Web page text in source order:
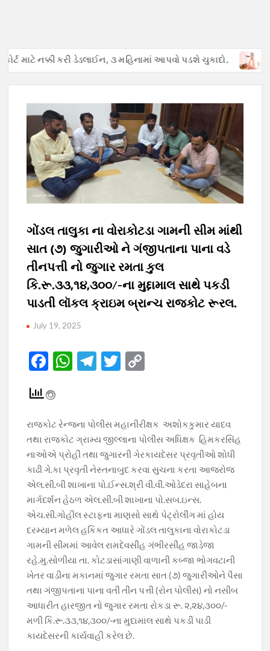
નક્કી કરી ડેડલાઈન, ૩ મહિનામાં આપવો પડશે ચુકાદો.
ગોંડલ તાલુકા ના વોરાકોટડા ગામની સીમ માંથી
સાત (૭) જુગારીઓ ને ગંજીપતાના પાના વડે
તીનપત્તી નો જુગાર રમતા કુલ
કિ.રૂ.૩૩,૧૪,૩૦૦/-ના મુદ્દામાલ સાથે પકડી
પાડતી લૉકલ ક્રાઇમ બ્રાન્ચ રાજકોટ રૂરલ.
July 19, 2025
F
e
b
o
o
k
W
s
A
p
p
T
gr
a
m
T
er y
Li
n
k
રાજકોટ રેન્જના પોલીસ મહાનીરીક્ષક અશોકકુમાર યાદવ
તથા રાજકોટ ગ્રામ્ય જીલ્લાના પોલીસ અધિક્ષક હિમકરસિંહ
નાઓએ પ્રોહી તથા જુગારની ગેરકાયદેસર પ્રવૃતીઓ શોધી
કાઢી ગે.કા પ્રવૃતી નેસ્તનાબુદ કરવા સુચના કરતા આજરોજ
એલ.સી.બી શાખાના પો.ઈન્સ.શ્રી વી.વી.ઓડેદરા સાહેબના
માર્ગદર્શન હેઠળ એલ.સી.બી શાખાના પો.સબ.ઇન્સ.
એચ.સી.ગોહીલ સ્ટાફના માણસો સાથે પેટ્રોલીંગ માં હોય
દરમ્યાન મળેલ હકિકત આધારે ગોંડલ તાલુકાના વોરાકોટડા
ગામની સીમમાં આવેલ રામદેવસીંહ ગંભીરસીંહ જાડેજા
રહે.મુ.સોળીયા તા. કોટડાસાંગાણી વાળાની કબ્જા ભોગવટાની
ખેતર વાડીના મકાનમાં જુગાર રમતા સાત (૭) જુગારીઓને પૈસા
તથા ગંજીપતાના પાના વતી તીન પત્તી (રોન પોલીસ) નો નસીબ
આધારીત હારજીત નો જુગાર રમતા રોકડા રૂ. ૨,૨૪,૩૦૦/-
મળી કિ.રૂ.૩૩,૧૪,૩૦૦/-ના મુદામાલ સાથે પકડી પાડી
કાયદેસરની કાર્યવાહી કરેલ છે.